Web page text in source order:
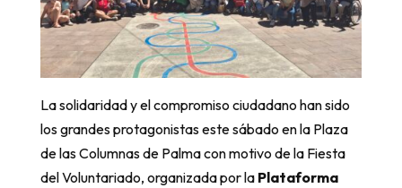
La solidaridad y el compromiso ciudadano han sido
los grandes protagonistas este sábado en la Plaza
de las Columnas de Palma con motivo de la Fiesta
del Voluntariado, organizada por la Plataforma